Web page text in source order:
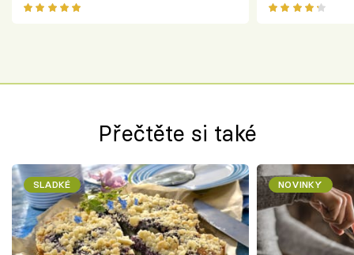
ovoce
salátem –
Přečtěte si také
SLADKÉ NOVINKY